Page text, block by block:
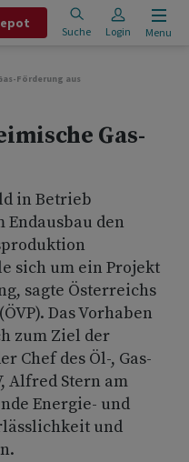
Suche Login Menu
Förderung aus
Gas-
in Betrieb
Endausbau den
sich um ein Projekt
sagte Österreichs
Das Vorhaben
zum Ziel der
Chef des Öl-, Gas-
Alfred Stern am
Energie- und
und